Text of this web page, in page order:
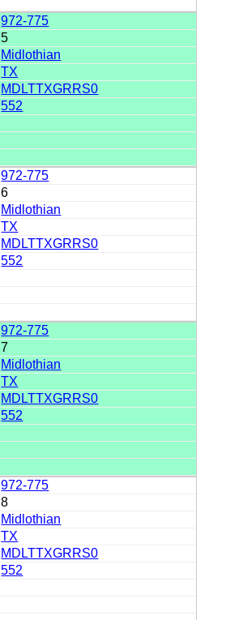
972-775
5
Midlothian
TX
MDLTTXGRRS0
552
972-775
6
Midlothian
TX
MDLTTXGRRS0
552
972-775
7
Midlothian
TX
MDLTTXGRRS0
552
972-775
8
Midlothian
TX
MDLTTXGRRS0
552